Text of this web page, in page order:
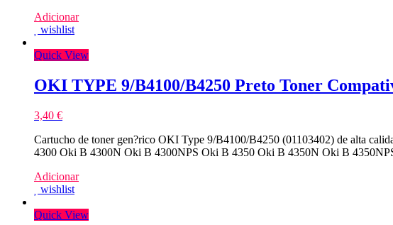
Adicionar
wishlist
Quick View
OKI TYPE 9/B4100/B4250 Preto Toner
3,40 €
Cartucho de toner gen?rico OKI Type 9/B4100/B4250 (01103402) de alta
4300 Oki B 4300N Oki B 4300NPS Oki B 4350 Oki B 4350N Oki B
Adicionar
wishlist
Quick View